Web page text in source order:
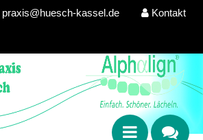
praxis@huesch-kassel.de Kontakt